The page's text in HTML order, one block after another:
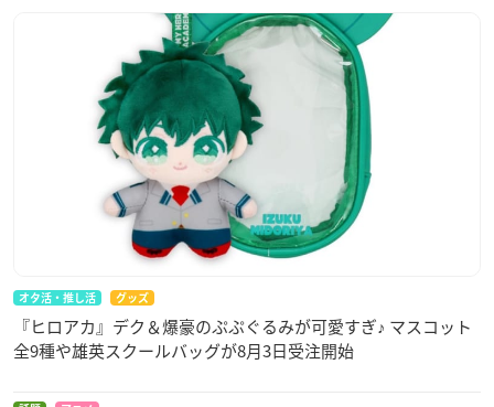
オタ活・推し活 グッズ
『ヒロアカ』デク＆爆豪のぷぷぐるみが可愛すぎ♪ マスコット
全9種や雄英スクールバッグが8月3日受注開始